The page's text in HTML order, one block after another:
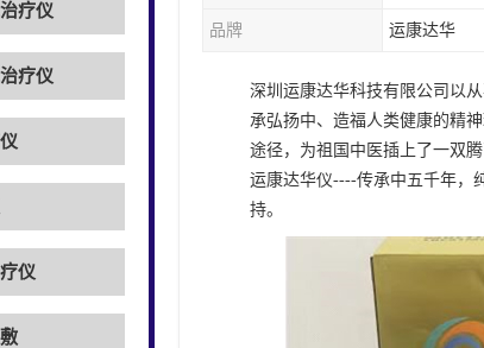
疗仪
疗仪
仪
品牌 运康达华
深圳运康达华科技有限公司以
承弘扬中、造福人类健康的精
途径，为祖国中医插上了一双腾
运康达华仪----传承中五千年，
持。